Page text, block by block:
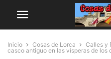
Inicio Cosas de Lorca Calles y
casco antiguo en las vísperas de los